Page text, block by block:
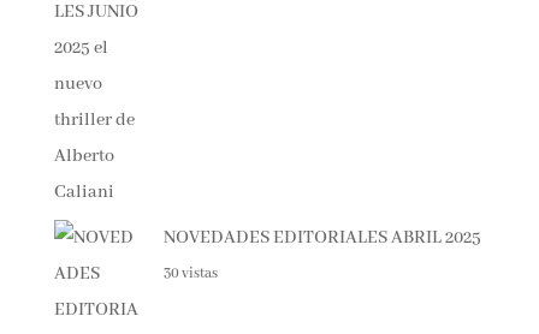
NOVEDADES EDITORIALES ABRIL 2025
30 vistas